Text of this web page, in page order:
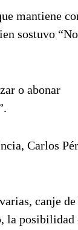
mantiene
sostuvo
o abonar
Carlos
canje de
la posibilidad